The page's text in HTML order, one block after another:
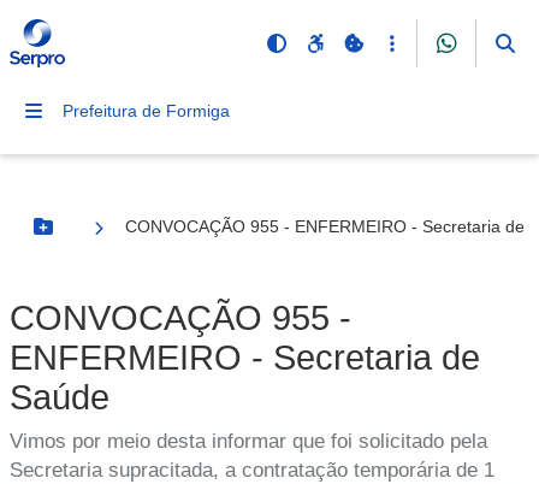
Prefeitura de Formiga
Botão Menu
CONVOCAÇÃO 955 - ENFERMEIRO - Secretaria de
CONVOCAÇÃO 955 -
ENFERMEIRO - Secretaria de
Saúde
Vimos por meio desta informar que foi solicitado pela
Secretaria supracitada, a contratação temporária de 1